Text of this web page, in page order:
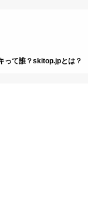
って誰？skitop.jpとは？